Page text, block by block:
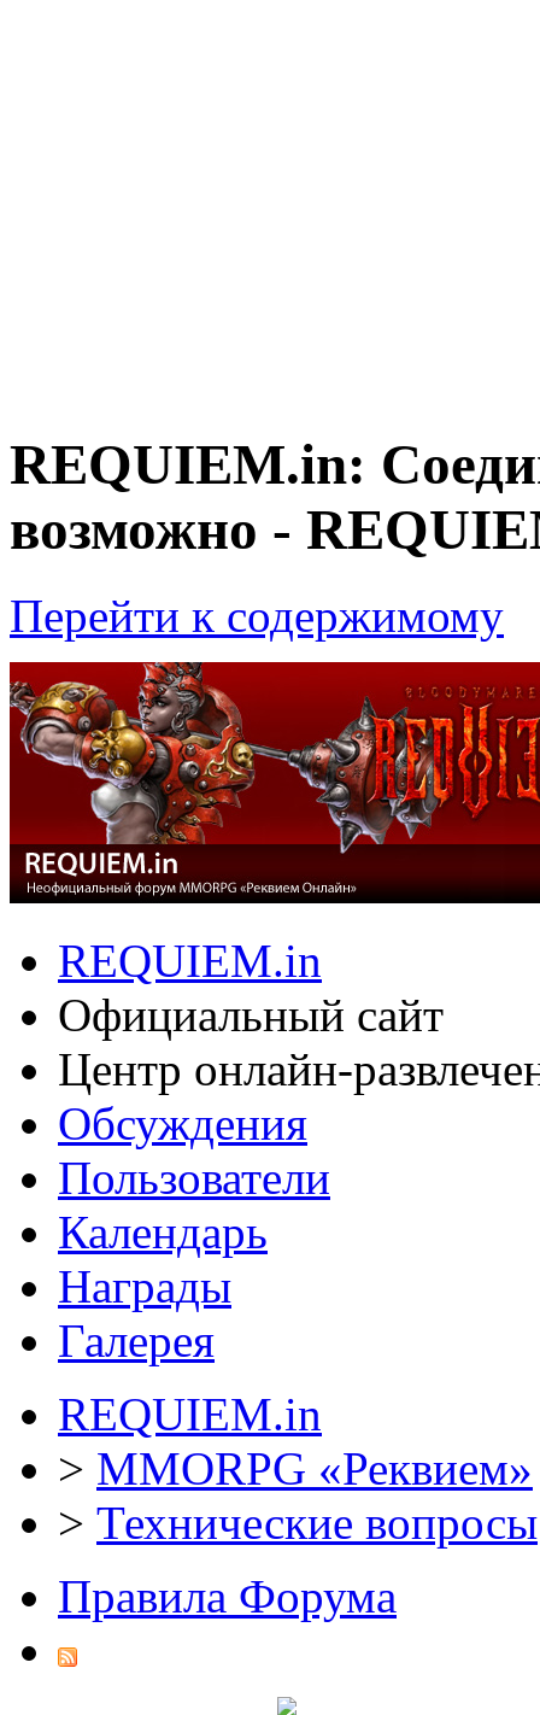
REQUIEM.in:
возможно -
Перейти к содержимому
REQUIEM.in
Официальный сайт
Центр онлайн-
Обсуждения
Пользователи
Календарь
Награды
Галерея
REQUIEM.in
> MMORPG «Реквием»
> Технические вопросы
Правила Форума